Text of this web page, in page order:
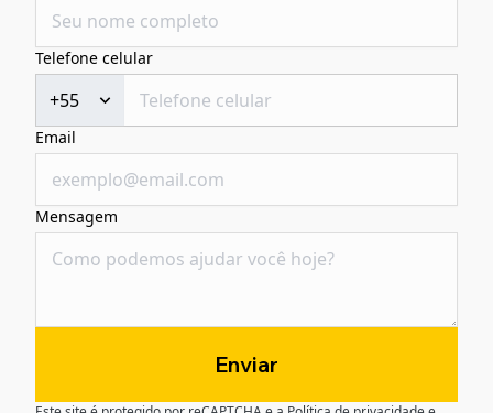
Telefone celular
+55
Email
Mensagem
Enviar